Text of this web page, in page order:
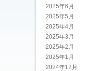
2025年6月
2025年5月
2025年4月
2025年3月
2025年2月
2025年1月
2024年12月